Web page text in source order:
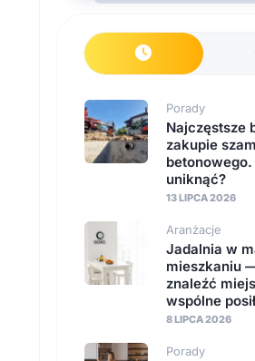
Porady
Najczęstsze
zakupie
uniknąć?
13 LIPCA 2026
Aranżacje
Jadalnia w
mieszkaniu
znaleźć
wspólne
8 LIPCA 2026
Porady